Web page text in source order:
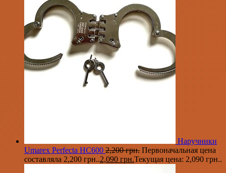
Наручники
Umarex Perfecta HC600 2,200грн. Первоначальная цена
составляла 2,200 грн..2,090 грн.Текущая цена: 2,090 грн..